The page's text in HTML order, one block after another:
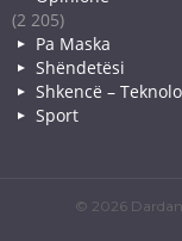
(2 205)
Pa Maska
Shëndetësi
Shkencë –
Sport
© 2026